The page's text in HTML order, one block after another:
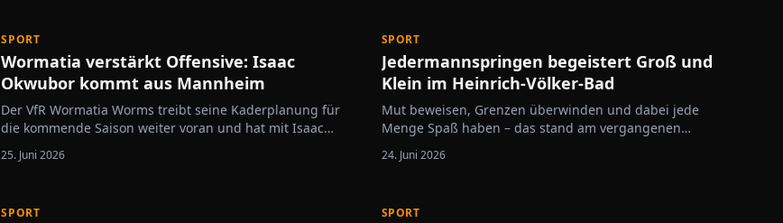
SPORT
Wormatia verstärkt Offensive: Isaac
Okwubor kommt aus Mannheim
Der VfR Wormatia Worms treibt seine Kaderplanung für
die kommende Saison weiter voran und hat mit Isaac
Okwubor einen weiteren Offensivspieler verpflichtet. Der
21-jährige Stürmer wechselt vom Oberligisten VfR
25. Juni 2026
SPORT
Jedermannspringen begeistert Groß und
Klein im Heinrich-Völker-Bad
Mut beweisen, Grenzen überwinden und dabei jede
Menge Spaß haben – das stand am vergangenen
Samstag im Heinrich-Völker-Bad im Mittelpunkt. Beim
traditionellen Jedermannspringen nutzten zahlreiche
24. Juni 2026
SPORT SPORT